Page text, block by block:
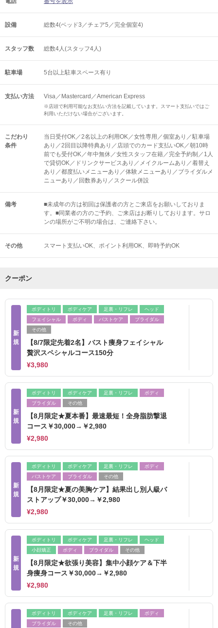
設備 総数4(ベッド3／チェア5／完全個室4)
スタッフ数 総数4人(スタッフ4人)
駐車場 5台以上駐車スペース有り
支払い方法 Visa／Mastercard／American Express
※店頭で利用可能なお支払い方法を記載しています。スマート支払いではご
利用いただけない場合がございます。
こだわり
条件
当日受付OK／2名以上の利用OK／女性専用／個室あり／駐車場
あり／2回目以降特典あり／店頭でのカード支払いOK／朝10時
前でも受付OK／年中無休／女性スタッフ在籍／完全予約制／1人
で貸切OK／ドリンクサービスあり／メイクルームあり／着替え
あり／都度払いメニューあり／体験メニューあり／ブライダルメ
ニューあり／回数券あり／スクール併設
備考
■未成年の方は初回は保護者の方とご来店をお願いしておりま
す。■同業者の方のご予約、ご来店はお断りしております。サロ
ンの場所がご不明の場合は、ご連絡下さい。
その他 スマート支払いOK ポイント利用OK 即時予約OK
クーポン
新
規
ボディトリ ボディケア 足裏・リフレ
ヘッド
フェイシャル
ボディ バストケア
ブライダル
その他
【8/7限定先着2名】バスト痩身フェイシャル
贅沢スペシャルコース150分
¥3,980
新
規
ボディトリ ボディケア 足裏・リフレ
ボディ
ブライダル
その他
【8月限定★夏本番】最速最短！全身脂肪撃退
コース￥30,000→￥2,980
¥2,980
新
規
ボディトリ ボディケア 足裏・リフレ
ボディ
バストケア
ブライダル その他
【8月限定★夏の美胸ケア】結果出し別人級バ
ストアップ￥30,000→￥2,980
¥2,980
新
規
ボディトリ ボディケア 足裏・リフレ
ヘッド
小顔矯正
ボディ ブライダル その他
【8月限定★欲張り美容】集中小顔ケア＆下半
身痩身コース￥30,000→￥2,980
¥2,980
ボディトリ ボディケア 足裏・リフレ
ボディ
ブライダル
その他